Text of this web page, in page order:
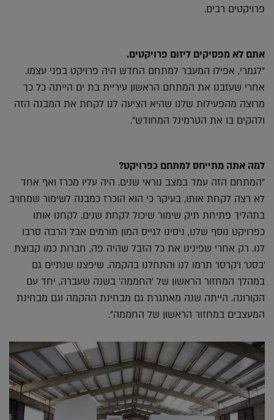
פרויקטים רבים.
אתם לא מפסיקים ליזום פרויקטים.
"לגמרי, אפילו המעבר למתחם החדש היה פרויקט בפני עצמו.
אחרי שעזבנו את המתחם הראשון עיריית בת ים הייתה כל כך
מרוצה מהפעילות שלנו שהיא הציעה לנו לקחת את המבנה הזה
ולהקים בו את הטרמינל המחודש".
למה אתה מתייחס למתחם כפרויקט?
"המתחם הזה עמד במצב נוראי שנים. היה עליו מכרז ואף אחד
לא רצה לקחת אותו, בעיקר כי הוא הוכרז כמבנה לשימור שמחויב
בתהליך פתיחת תיק שימור שיכול לקחת שנים. לקחנו אותו
כפרויקט נוסף שלנו, ניסינו לגייס המון תורמים אבל הרבה סרבו
לנו. רק אחרי שפינינו את כל הזבל שהיה פה, חברות כמו קבוצת
'בסט' ו'קרסו' תרמו לנו והתחלנו בהקמה. שיפצנו שנתיים גם
במהלך המחזור הראשון של 'החממה' בשנה שעברה, יחד עם
הקורונה. הייתה שנה מאתגרת גם מבחינת ההקמה וגם מבחינת
המעצבים במחזור הראשון של החממה".